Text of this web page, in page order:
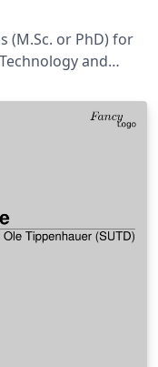
(M.Sc. or PhD) for
and